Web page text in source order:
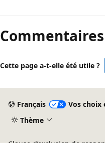
Commentaires
Cette page a-t-elle été utile ?
Français
Vos
Thème